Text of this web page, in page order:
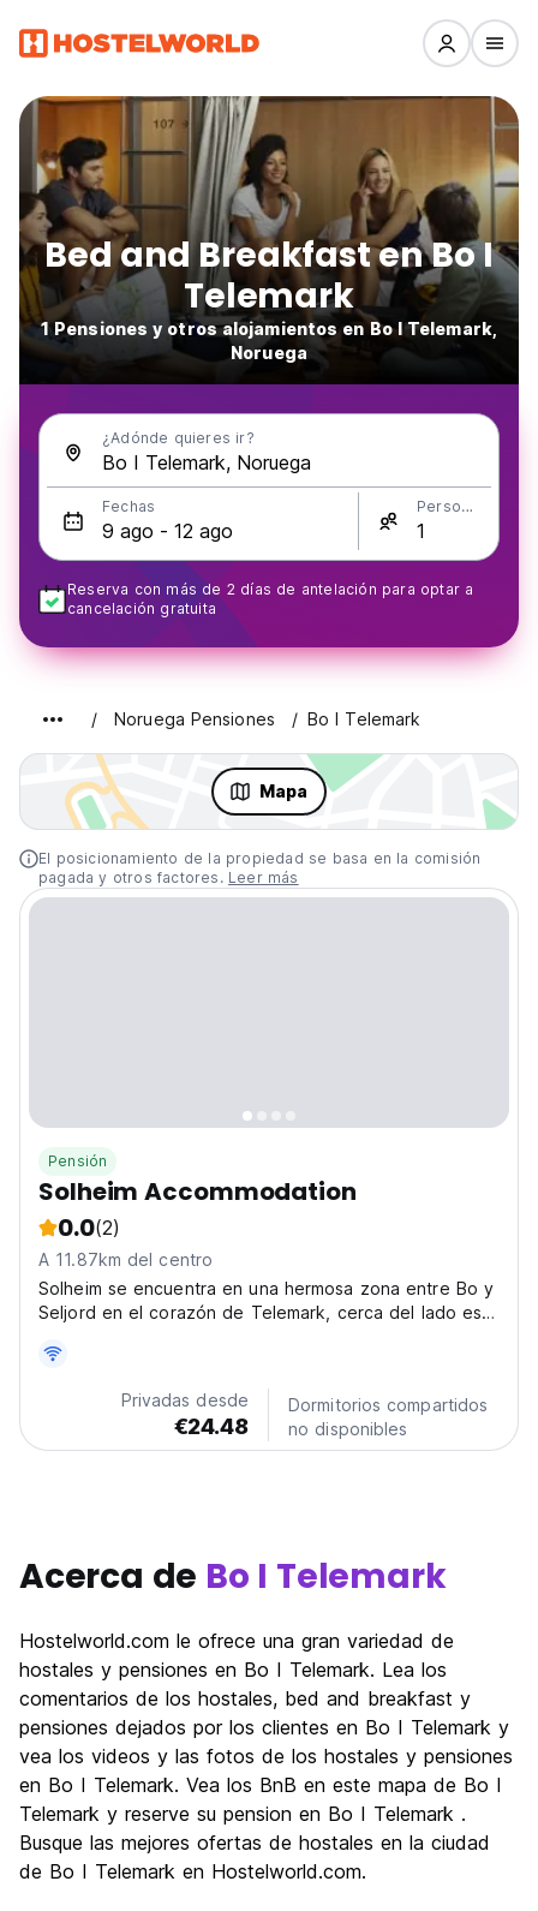
Bed and Breakfast en Bo I
Telemark
1 Pensiones y otros alojamientos en Bo I Telemark,
Noruega
¿Adónde quieres ir?
Fechas Personas
Reserva con más de 2 días de antelación para optar a
cancelación gratuita
Noruega Pensiones Bo I Telemark
Mapa
El posicionamiento de la propiedad se basa en la comisión
pagada y otros factores. Leer más
Pensión
Solheim Accommodation
0.0(2)
A 11.87km del centro
Solheim se encuentra en una hermosa zona entre Bo y
Seljord en el corazón de Telemark, cerca del lado este
Selma.
Privadas desde
€24.48
Dormitorios compartidos
no disponibles
Acerca de Bo I Telemark
Hostelworld.com le ofrece una gran variedad de
hostales y pensiones en Bo I Telemark. Lea los
comentarios de los hostales, bed and breakfast y
pensiones dejados por los clientes en Bo I Telemark y
vea los videos y las fotos de los hostales y pensiones
en Bo I Telemark. Vea los BnB en este mapa de Bo I
Telemark y reserve su pension en Bo I Telemark .
Busque las mejores ofertas de hostales en la ciudad
de Bo I Telemark en Hostelworld.com.